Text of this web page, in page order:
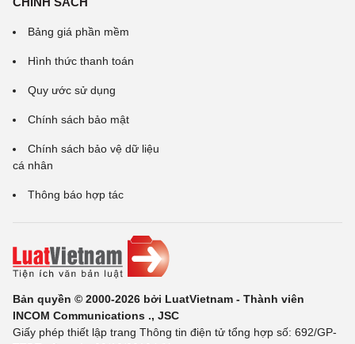
Bảng giá phần mềm
Hình thức thanh toán
Quy ước sử dụng
Chính sách bảo mật
Chính sách bảo vệ dữ liệu
cá nhân
Thông báo hợp tác
Bản quyền © 2000-2026 bởi LuatVietnam - Thành viên
INCOM Communications ., JSC
Giấy phép thiết lập trang Thông tin điện tử tổng hợp số: 692/GP-